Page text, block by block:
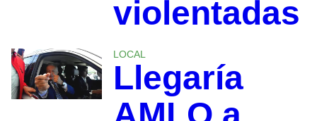
violentadas
LOCAL
Llegaría